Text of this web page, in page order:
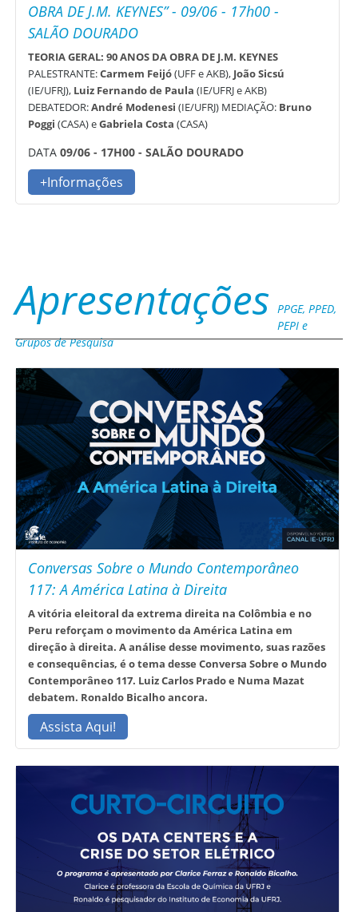
OBRA DE J.M. KEYNES” - 09/06 - 17h00 -
SALÃO DOURADO
TEORIA GERAL: 90 ANOS DA OBRA DE J.M. KEYNES
PALESTRANTE:Carmem Feijó(UFF e AKB),João Sicsú
(IE/UFRJ), Luiz Fernando de Paula (IE/UFRJ e AKB)
DEBATEDOR:André Modenesi (IE/UFRJ) MEDIAÇÃO: Bruno
Poggi (CASA) eGabriela Costa (CASA)
DATA09/06 - 17H00 - SALÃO DOURADO
+Informações
Apresentações
PPGE, PPED,
PEPI e
Grupos de Pesquisa
Conversas Sobre o Mundo Contemporâneo
117: A América Latina à Direita
A vitória eleitoral da extrema direita na Colômbia e no
Peru reforçam o movimento da América Latina em
direção à direita. A análise desse movimento, suas razões
e consequências, é o tema desse Conversa Sobre o Mundo
Contemporâneo 117. Luiz Carlos Prado e Numa Mazat
debatem. Ronaldo Bicalho ancora.
Assista Aqui!